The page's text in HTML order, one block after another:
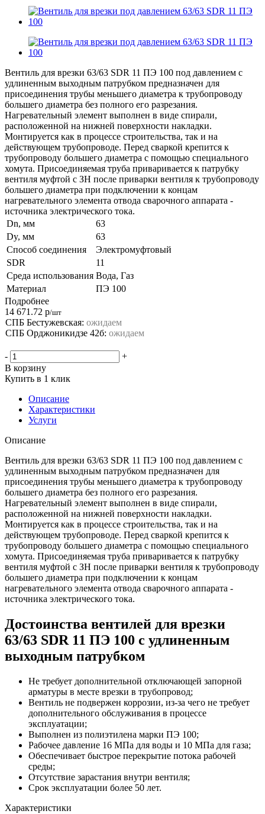
Вентиль для врезки 63/63 SDR 11 ПЭ 100 под давлением с
удлиненным выходным патрубком предназначен для
присоединения трубы меньшего диаметра к трубопроводу
большего диаметра без полного его разрезания.
Нагревательный элемент выполнен в виде спирали,
расположенной на нижней поверхности накладки.
Монтируется как в процессе строительства, так и на
действующем трубопроводе. Перед сваркой крепится к
трубопроводу большего диаметра с помощью специального
хомута. Присоединяемая труба приваривается к патрубку
вентиля муфтой с ЗН после приварки вентиля к трубопроводу
большего диаметра при подключении к концам
нагревательного элемента отвода сварочного аппарата -
источника электрического тока.
Dn, мм
63
Dy, мм
63
Способ соединения
Электромуфтовый
SDR
11
Среда использования Вода, Газ
Материал
ПЭ 100
Подробнее
14 671.72 р/шт
СПБ Бестужевская: ожидаем
СПБ Орджоникидзе 42б: ожидаем
-
+
В корзину
Купить в 1 клик
Описание
Характеристики
Услуги
Описание
Вентиль для врезки 63/63 SDR 11 ПЭ 100 под давлением с
удлиненным выходным патрубком предназначен для
присоединения трубы меньшего диаметра к трубопроводу
большего диаметра без полного его разрезания.
Нагревательный элемент выполнен в виде спирали,
расположенной на нижней поверхности накладки.
Монтируется как в процессе строительства, так и на
действующем трубопроводе. Перед сваркой крепится к
трубопроводу большего диаметра с помощью специального
хомута. Присоединяемая труба приваривается к патрубку
вентиля муфтой с ЗН после приварки вентиля к трубопроводу
большего диаметра при подключении к концам
нагревательного элемента отвода сварочного аппарата -
источника электрического тока.
Достоинства вентилей для врезки
63/63 SDR 11 ПЭ 100 с удлиненным
выходным патрубком
Не требует дополнительной отключающей запорной
арматуры в месте врезки в трубопровод;
Вентиль не подвержен коррозии, из-за чего не требует
дополнительного обслуживания в процессе
эксплуатации;
Выполнен из полиэтилена марки ПЭ 100;
Рабочее давление 16 МПа для воды и 10 МПа для газа;
Обеспечивает быстрое перекрытие потока рабочей
среды;
Отсутствие зарастания внутри вентиля;
Срок эксплуатации более 50 лет.
Характеристики